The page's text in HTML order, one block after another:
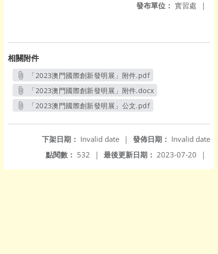
發布單位： 實習處 |
相關附件
「2023澳門國際創新發明展」附件.pdf
另開新視窗
「2023澳門國際創新發明展」附件.docx
另開新視窗
「2023澳門國際創新發明展」公文.pdf
發佈日期： Invalid date
下架日期： Invalid date
|
最後更新日期： 2023-07-20 |
點閱數： 532 |